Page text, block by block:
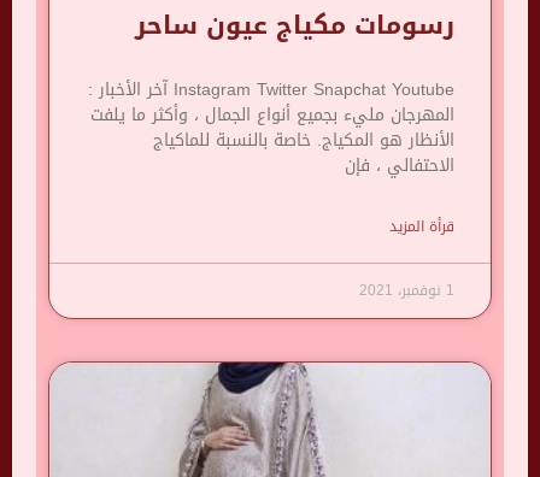
رسومات مكياج عيون ساحر
Instagram Twitter Snapchat Youtube آخر الأخبار :
المهرجان مليء بجميع أنواع الجمال ، وأكثر ما يلفت
الأنظار هو المكياج. خاصة بالنسبة للماكياج
الاحتفالي ، فإن
قرأة المزيد
1 نوفمبر، 2021